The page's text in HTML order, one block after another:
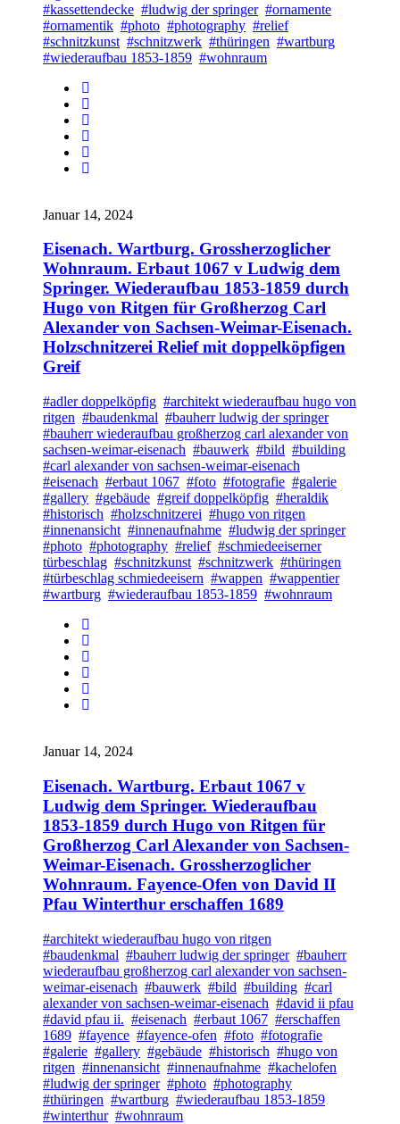
#kassettendecke #ludwig der springer #ornamente
#ornamentik #photo #photography #relief
#schnitzkunst #schnitzwerk #thüringen #wartburg
#wiederaufbau 1853-1859 #wohnraum
Januar 14, 2024
Eisenach. Wartburg. Grossherzoglicher
Wohnraum. Erbaut 1067 v Ludwig dem
Springer. Wiederaufbau 1853-1859 durch
Hugo von Ritgen für Großherzog Carl
Alexander von Sachsen-Weimar-Eisenach.
Holzschnitzerei Relief mit doppelköpfigen
Greif
#adler doppelköpfig #architekt wiederaufbau hugo von
ritgen #baudenkmal #bauherr ludwig der springer
#bauherr wiederaufbau großherzog carl alexander von
sachsen-weimar-eisenach #bauwerk #bild #building
#carl alexander von sachsen-weimar-eisenach
#eisenach #erbaut 1067 #foto #fotografie #galerie
#gallery #gebäude #greif doppelköpfig #heraldik
#historisch #holzschnitzerei #hugo von ritgen
#innenansicht #innenaufnahme #ludwig der springer
#photo #photography #relief #schmiedeeiserner
türbeschlag #schnitzkunst #schnitzwerk #thüringen
#türbeschlag schmiedeeisern #wappen #wappentier
#wartburg #wiederaufbau 1853-1859 #wohnraum
Januar 14, 2024
Eisenach. Wartburg. Erbaut 1067 v
Ludwig dem Springer. Wiederaufbau
1853-1859 durch Hugo von Ritgen für
Großherzog Carl Alexander von Sachsen-
Weimar-Eisenach. Grossherzoglicher
Wohnraum. Fayence-Ofen von David II
Pfau Winterthur erschaffen 1689
#architekt wiederaufbau hugo von ritgen
#baudenkmal #bauherr ludwig der springer #bauherr
wiederaufbau großherzog carl alexander von sachsen-
weimar-eisenach #bauwerk #bild #building #carl
alexander von sachsen-weimar-eisenach #david ii pfau
#david pfau ii. #eisenach #erbaut 1067 #erschaffen
1689 #fayence #fayence-ofen #foto #fotografie
#galerie #gallery #gebäude #historisch #hugo von
ritgen #innenansicht #innenaufnahme #kachelofen
#ludwig der springer #photo #photography
#thüringen #wartburg #wiederaufbau 1853-1859
#winterthur #wohnraum